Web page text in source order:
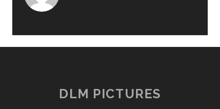
DLM PICTURES